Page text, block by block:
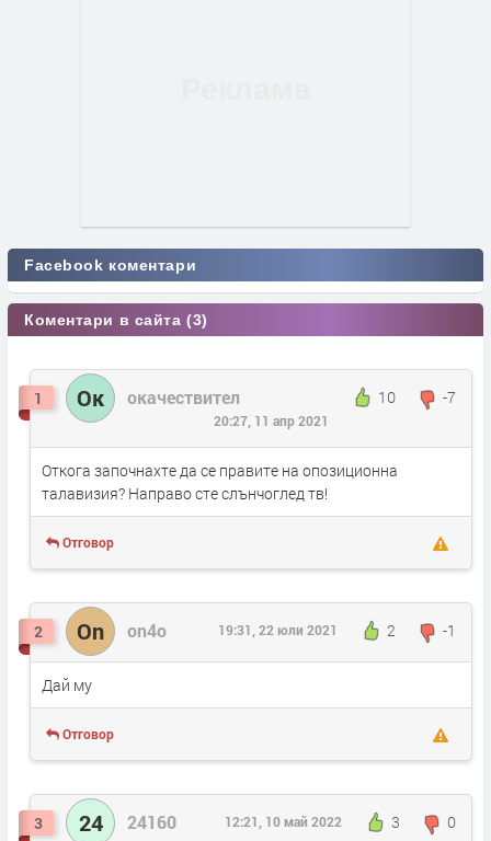
Facebook коментари
Коментари в сайта (3)
1 Ок окачествител 10 -7
20:27, 11 апр 2021
Откога започнахте да се правите на опозиционна
талавизия? Направо сте слънчоглед тв!
Отговор
2 On on4o 2 -1
19:31, 22 юли 2021
Дай му
Отговор
3 24 24160 3 0
12:21, 10 май 2022